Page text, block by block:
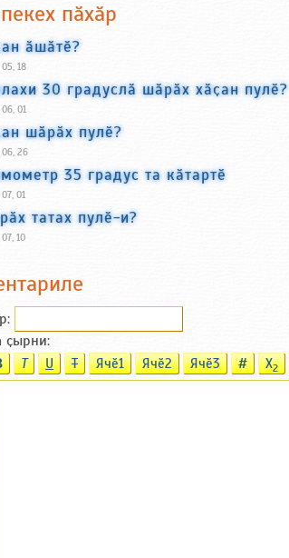
пӑхӑр
ӑшӑтӗ?
18
30 градуслӑ шӑрӑх хӑҫан пулӗ?
01
шӑрӑх пулӗ?
26
35 градус та кӑтартӗ
01
татах пулӗ-и?
10
ҫырни:
T U T Ячӗ1 Ячӗ2 Ячӗ3 # X2